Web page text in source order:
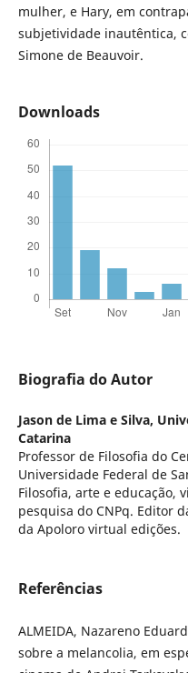
mulher, e Hary, em
subjetividade inautêntica,
Simone de Beauvoir.
Downloads
Biografia do Autor
Jason de Lima e Silva,
Catarina
Professor de Filosofia do
Universidade Federal de
Filosofia, arte e educação,
pesquisa do CNPq. Editor
da Apoloro virtual edições.
Referências
ALMEIDA, Nazareno
sobre a melancolia, em